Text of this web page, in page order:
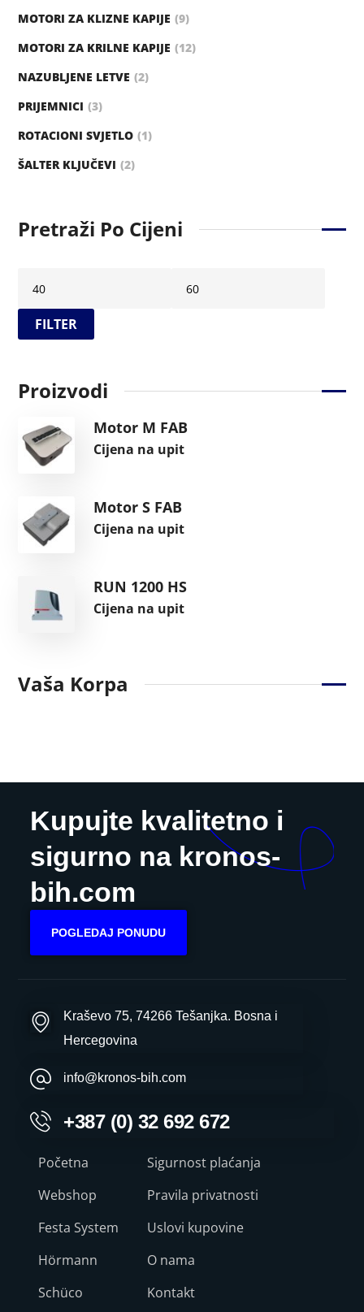
MOTORI ZA KLIZNE KAPIJE
9
MOTORI ZA KRILNE KAPIJE
12
NAZUBLJENE LETVE
2
PRIJEMNICI
3
ROTACIONI SVJETLO 1
ŠALTER KLJUČEVI
2
Pretraži Po Cijeni
FILTER
Proizvodi
Motor M FAB
Cijena na upit
Motor S FAB
Cijena na upit
RUN 1200 HS
Cijena na upit
Vaša Korpa
Kupujte kvalitetno i
sigurno na kronos-
bih.com
POGLEDAJ PONUDU
Kraševo 75, 74266 Tešanjka. Bosna i
Hercegovina
info@kronos-bih.com
+387 (0) 32 692 672
Početna
Webshop
Festa System
Hörmann
Schüco
Sigurnost plaćanja
Pravila privatnosti
Uslovi kupovine
O nama
Kontakt